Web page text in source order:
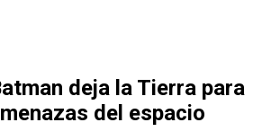
deja la Tierra para
del espacio